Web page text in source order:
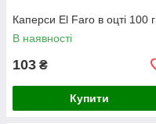
Каперси El Faro в оцті 100 г
В наявності
103 ₴
Купити